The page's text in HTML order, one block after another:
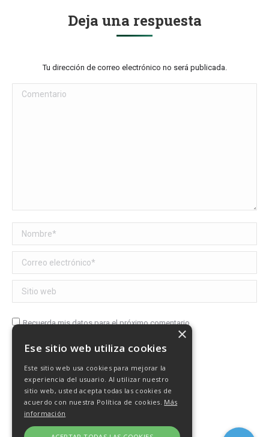
Deja una respuesta
Tu dirección de correo electrónico no será publicada.
Comentario
Nombre *
Correo electrónico *
Sitio web
Recuerda mis datos para el próximo comentario
Publicar comentario
Ese sitio web utiliza cookies
Este sitio web usa cookies para mejorar la
experiencia del usuario. Al utilizar nuestro
sitio web, usted acepta todas las cookies de
acuerdo con nuestra Política de cookies. Más
información
×